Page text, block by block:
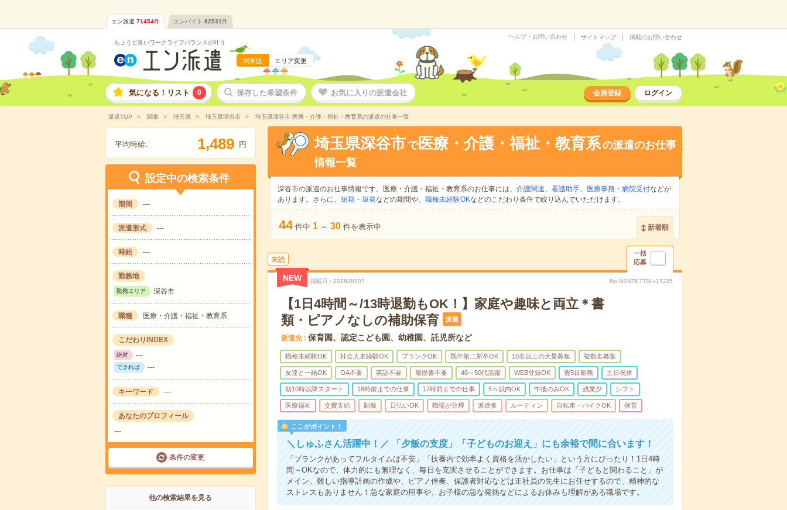
エン派遣 71454件 エンバイト 82531件
ちょうど良いワークライフバランスが叶う
関東版 エリア変更
ヘルプ・お問い合わせ サイトマップ 掲載のお問い合わせ
気になる！リスト 0 保存した希望条件 お気に入りの派遣会社 会員登録 ログイン
派遣TOP 関東 埼玉県 埼玉県深谷市 埼玉県深谷市 医療・介護・福祉・教育系の派遣の仕事一覧
平均時給: 1,489 円
設定中の検索条件
期間 ---
派遣形式 ---
時給 ---
勤務地
勤務エリア 深谷市
職種 医療・介護・福祉・教育系
こだわりINDEX
絶対 ---
できれば ---
キーワード ---
あなたのプロフィール
---
条件の変更
他の検索結果を見る
埼玉県深谷市 で医療・介護・福祉・教育系の派遣のお仕事
情報一覧
深谷市の派遣のお仕事情報です。医療・介護・福祉・教育系のお仕事には、 介護関連、 看護助手、 医療事務・病院受付などが
あります。さらに、 短期 ・ 単発などの期間や、 職種未経験OKなどのこだわり条件で絞り込んでいただけます。
44 件中 1 ～ 30 件を表示中 新着順
未読
一括
応募
NEW 掲載日 2026/08/07 No.NSNTKTTRH-1TJ25
【1日4時間～/13時退勤もOK！】家庭や趣味と両立＊書
類・ピアノなしの補助保育
派遣
派遣先 保育園、認定こども園、幼稚園、託児所など
職種未経験OK 社会人未経験OK ブランクOK 既卒第二新卒OK 10名以上の大量募集 複数名募集
友達と一緒OK OA不要 英語不要 履歴書不要 40～50代活躍 WEB登録OK 週5日勤務 土日祝休
朝10時以降スタート 16時前までの仕事 17時前までの仕事 5ｈ以内OK 午後のみOK 残業少 シフト
医療福祉 交費支給 制服 日払いOK 職場が分煙 派遣多 ルーティン 自転車・バイクOK 保育
ここがポイント！
＼しゅふさん活躍中！／ 「夕飯の支度」「子どものお迎え」にも余裕で間に合います！
「ブランクがあってフルタイムは不安」「扶養内で効率よく資格を活かしたい」という方にぴったり！1日4時
間～OKなので、体力的にも無理なく、毎日を充実させることができます。お仕事は「子どもと関わること」が
メイン。難しい指導計画の作成や、ピアノ伴奏、保護者対応などは正社員の先生にお任せするので、精神的な
ストレスもありません！急な家庭の用事や、お子様の急な発熱などによるお休みも理解がある職場です。